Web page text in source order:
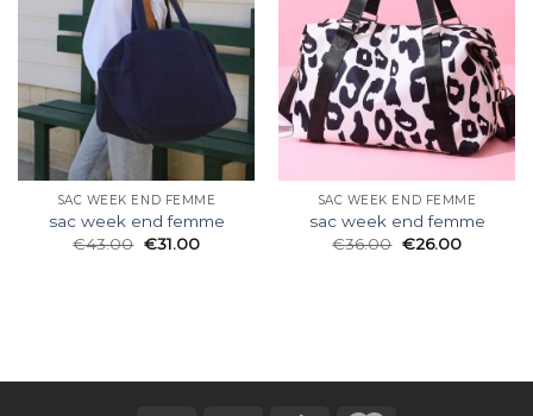
SAC WEEK END FEMME
sac week end femme
€43.00 €31.00
SAC WEEK END FEMME
sac week end femme
€36.00 €26.00